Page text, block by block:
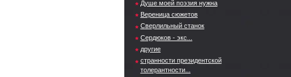
Душе моей поэзия нужна
Вереница сюжетов
Сверлильный станок
Сердюков - экс...
другие
странности президентской
толерантности...